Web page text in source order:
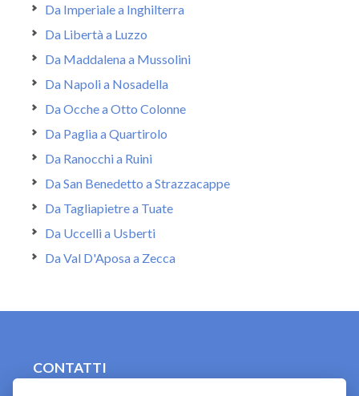
Da Imperiale a Inghilterra
Da Libertà a Luzzo
Da Maddalena a Mussolini
Da Napoli a Nosadella
Da Ocche a Otto Colonne
Da Paglia a Quartirolo
Da Ranocchi a Ruini
Da San Benedetto a Strazzacappe
Da Tagliapietre a Tuate
Da Uccelli a Usberti
Da Val D'Aposa a Zecca
CONTATTI